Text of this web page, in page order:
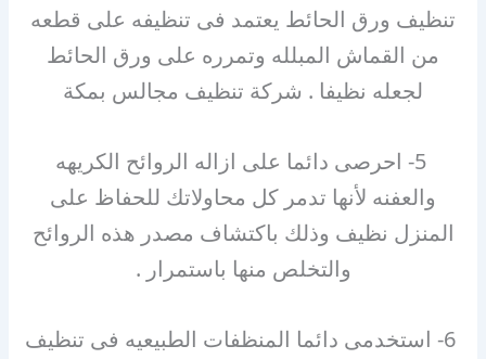
تنظيف ورق الحائط يعتمد فى تنظيفه على قطعه
من القماش المبلله وتمرره على ورق الحائط
لجعله نظيفا . شركة تنظيف مجالس بمكة
5- احرصى دائما على ازاله الروائح الكريهه
والعفنه لأنها تدمر كل محاولاتك للحفاظ على
المنزل نظيف وذلك باكتشاف مصدر هذه الروائح
والتخلص منها باستمرار .
6- استخدمى دائما المنظفات الطبيعيه فى تنظيف